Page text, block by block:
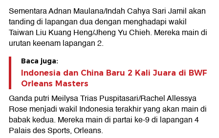
Sementara Adnan Maulana/Indah Cahya Sari Jamil akan
tanding di lapangan dua dengan menghadapi wakil
Taiwan Liu Kuang Heng/Jheng Yu Chieh. Mereka main di
urutan keenam lapangan 2.
Baca juga:
Indonesia dan China Baru 2 Kali Juara di BWF
Orleans Masters
Ganda putri Meilysa Trias Puspitasari/Rachel Allessya
Rose menjadi wakil Indonesia terakhir yang akan main di
babak kedua. Mereka main di partai ke-9 di lapangan 4
Palais des Sports, Orleans.